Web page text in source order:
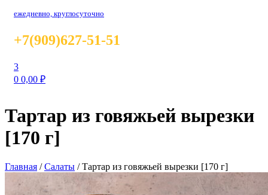
ежедневно, круглосуточно
+7(909)627-51-51
3
0 0,00 ₽
Тартар из говяжьей вырезки
[170 г]
Главная /Салаты /Тартар из говяжьей вырезки [170 г]